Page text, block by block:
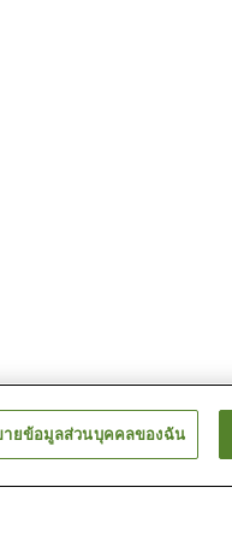
ยข้อมูลส่วนบุคคลของฉัน